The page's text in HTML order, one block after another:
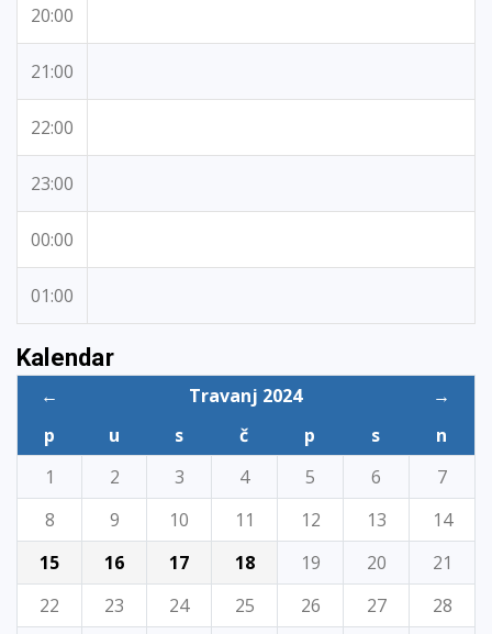
20:00
21:00
22:00
23:00
00:00
01:00
Kalendar
← Travanj 2024
→
p
u s č p s
n
1
2 3 4 5 6
7
8
9 10 11 12 13
14
15
16 17 18 19 20
21
22
23 24 25 26 27
28